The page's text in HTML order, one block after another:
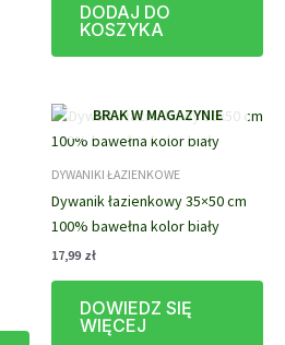
wariantów.
Opcje
wybrać
DODAJ DO
KOSZYKA
BRAK W MAGAZYNIE
DYWANIKI ŁAZIENKOWE
Dywanik łazienkowy 35×50 cm
100% bawełna kolor biały
17,99 zł
DOWIEDZ SIĘ
WIĘCEJ